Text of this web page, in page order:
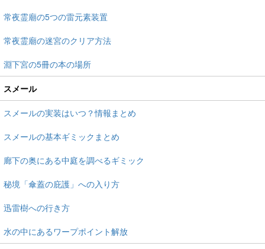
常夜霊廟の5つの雷元素装置
常夜霊廟の迷宮のクリア方法
淵下宮の5冊の本の場所
スメール
スメールの実装はいつ？情報まとめ
スメールの基本ギミックまとめ
廊下の奥にある中庭を調べるギミック
秘境「傘蓋の庇護」への入り方
迅雷樹への行き方
水の中にあるワープポイント解放